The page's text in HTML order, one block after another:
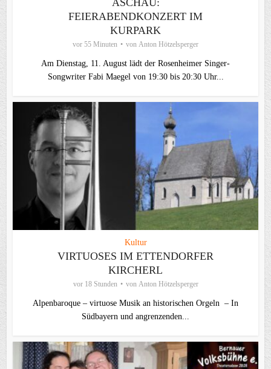
ASCHAU:
FEIERABENDKONZERT IM
KURPARK
vor 55 Minuten von Anton Hötzelsperger
Am Dienstag, 11. August lädt der Rosenheimer Singer-
Songwriter Fabi Maegel von 19:30 bis 20:30 Uhr...
Kultur
VIRTUOSES IM ETTENDORFER
KIRCHERL
vor 18 Stunden von Anton Hötzelsperger
Alpenbaroque – virtuose Musik an historischen Orgeln – In
Südbayern und angrenzenden...